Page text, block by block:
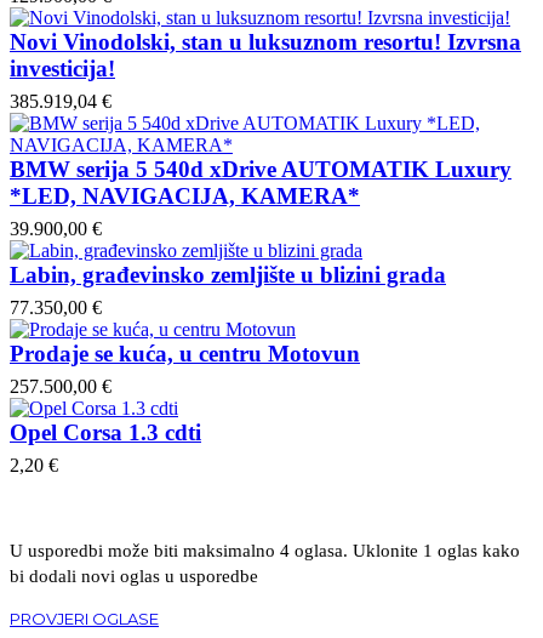
Novi Vinodolski, stan u luksuznom resortu! Izvrsna
investicija!
385.919,04 €
BMW serija 5 540d xDrive AUTOMATIK Luxury
*LED, NAVIGACIJA, KAMERA*
39.900,00 €
Labin, građevinsko zemljište u blizini grada
77.350,00 €
Prodaje se kuća, u centru Motovun
257.500,00 €
Opel Corsa 1.3 cdti
2,20 €
U usporedbi može biti maksimalno 4 oglasa. Uklonite 1 oglas kako
bi dodali novi oglas u usporedbe
PROVJERI OGLASE